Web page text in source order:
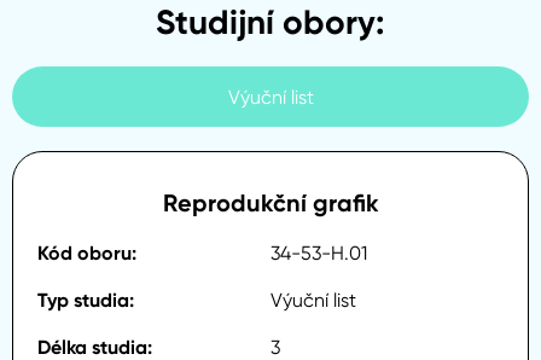
Studijní obory:
Výuční list
Reprodukční grafik
34-53-H.01
Výuční list
3